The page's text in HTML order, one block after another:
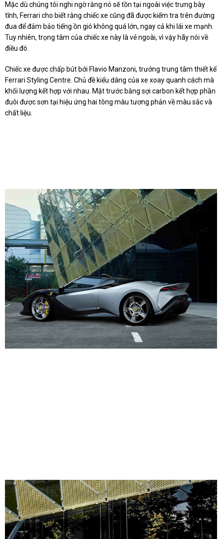
Mặc dù chúng tôi nghi ngờ rằng nó sẽ tồn tại ngoài việc trưng bày
tĩnh, Ferrari cho biết rằng chiếc xe cũng đã được kiểm tra trên đường
đua để đảm bảo tiếng ồn gió không quá lớn, ngay cả khi lái xe mạnh.
Tuy nhiên, trọng tâm của chiếc xe này là vẻ ngoài, vì vậy hãy nói về
điều đó.
Chiếc xe được chấp bút bởi Flavio Manzoni, trưởng trung tâm thiết kế
Ferrari Styling Centre. Chủ đề kiểu dáng của xe xoay quanh cách mà
khối lượng kết hợp với nhau. Mặt trước bằng sợi carbon kết hợp phần
đuôi được sơn tại hiệu ứng hai tông màu tương phản về màu sắc và
chất liệu.